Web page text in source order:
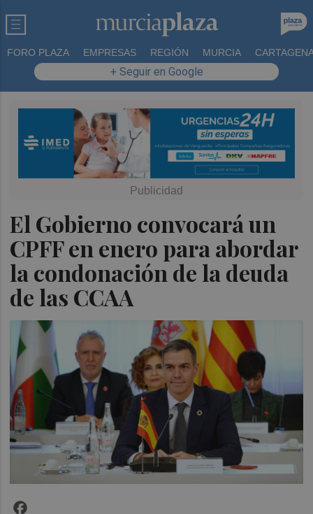
FORO PLAZA EMPRESAS REGIÓN MURCIA
+ Seguir en Google
El Gobierno convocará un
CPFF en enero para abordar
la condonación de la deuda
de las CCAA